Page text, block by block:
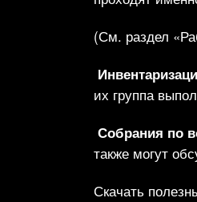
(См. раздел
их группа
Собрания по
также могут
Скачать